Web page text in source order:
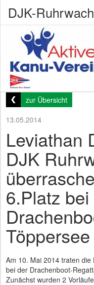
DJK-
zur Übersicht
13.05.2014
Leviathan
DJK
6.Platz
Am 10. Mai 2014 traten
bei der Drachenboot-
Zunächst wurden 2